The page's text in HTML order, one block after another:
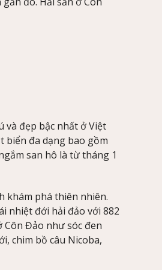
đẹp bậc nhất ở Việt
biển đa dạng bao gồm
san hô là từ tháng 1
khám phá thiên nhiên.
nhiệt đới hải đảo với 882
Côn Đảo như sóc đen
chim bồ câu Nicoba,